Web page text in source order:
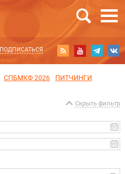
ПОДПИСАТЬСЯ
СПБМКФ 2026
ПИТЧИНГИ
Скрыть фильтр